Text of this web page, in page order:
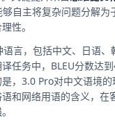
自主将复杂问题分解为
性。
语言，包括中文、日语、
任务中，BLEU分数达
，3.0 Pro对中文语境
和网络用语的含义，在